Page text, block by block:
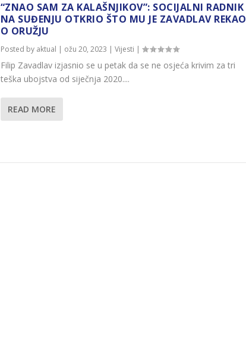
“ZNAO SAM ZA KALAŠNJIKOV”: SOCIJALNI RADNIK
NA SUĐENJU OTKRIO ŠTO MU JE ZAVADLAV REKAO
O ORUŽJU
Posted by aktual | ožu 20, 2023 | Vijesti |
Filip Zavadlav izjasnio se u petak da se ne osjeća krivim za tri
teška ubojstva od siječnja 2020....
READ MORE